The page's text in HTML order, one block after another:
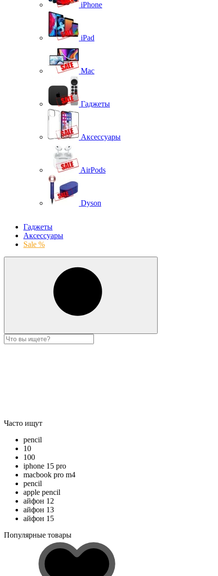
iPhone
iPad
Mac
Гаджеты
Аксессуары
AirPods
Dyson
Гаджеты
Аксессуары
Sale %
Часто ищут
pencil
10
100
iphone 15 pro
macbook pro m4
pencil
apple pencil
айфон 12
айфон 13
айфон 15
Популярные товары